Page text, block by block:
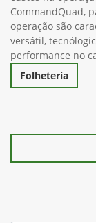
CommandQuad,
operação são
versátil,
performance no
Folheteria